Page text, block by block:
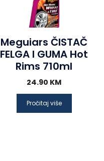
Meguiars ČISTAČ
FELGA I GUMA Hot
Rims 710ml
24.90 KM
Pročitaj više